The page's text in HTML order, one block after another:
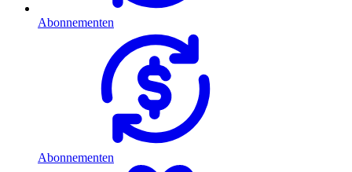
Abonnementen
Abonnementen